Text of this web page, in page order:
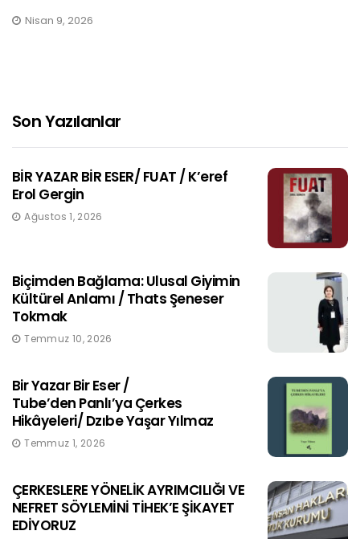
Nisan 9, 2026
Son Yazılanlar
BİR YAZAR BİR ESER/ FUAT / K’eref
Erol Gergin
Ağustos 1, 2026
Biçimden Bağlama: Ulusal Giyimin
Kültürel Anlamı / Thats Şeneser
Tokmak
Temmuz 10, 2026
Bir Yazar Bir Eser /
Tube’den Panlı’ya Çerkes
Hikâyeleri/ Dzıbe Yaşar Yılmaz
Temmuz 1, 2026
ÇERKESLERE YÖNELİK AYRIMCILIĞI VE
NEFRET SÖYLEMİNİ TİHEK’E ŞİKAYET
EDİYORUZ